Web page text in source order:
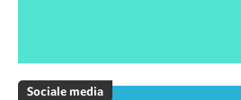
Sociale media